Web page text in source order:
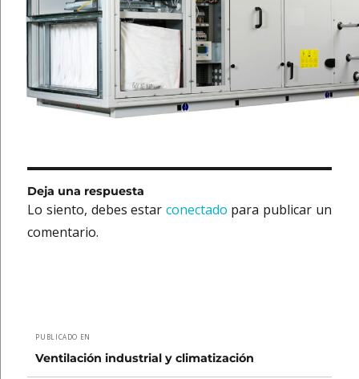
Deja una respuesta
Lo siento, debes estar conectado para publicar un
comentario.
Navegación
de
PUBLICADO EN
Ventilación industrial y climatización